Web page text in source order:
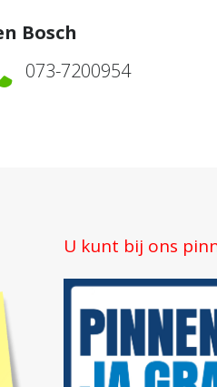
Bosch
073-7200954
U kunt bij ons